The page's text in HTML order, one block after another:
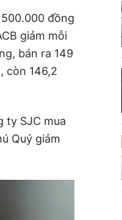
đồng
giảm mỗi
bán ra 149
còn 146,2
ty SJC mua
Quý giảm